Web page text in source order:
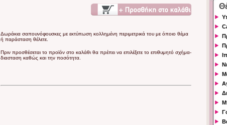
Δωράκια σαπουνόφουσκες με εκτύπωση κολλημένη περιμετρικά του με όποιο θέμα
ή παράσταση θέλετε.
Πριν προσθέσεται το προϊόν στο καλάθι θα πρέπει να επιλέξετε το επιθυμητό σχήμα-
διασταση καθώς και την ποσότητα.